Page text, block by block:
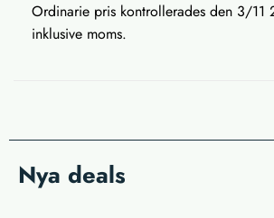
Ordinarie pris kontrollerades den 3/11
inklusive moms.
Nya deals